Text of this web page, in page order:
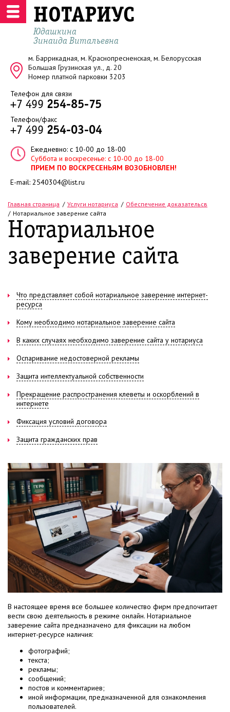
НОТАРИУС
Юдашкина
Зинаида Витальевна
м. Баррикадная, м. Краснопресненская, м. Белорусская
Большая Грузинская ул., д. 20
Номер платной парковки 3203
Телефон для связи
+7 499 254-85-75
Телефон/факс
+7 499 254-03-04
Ежедневно: с 10-00 до 18-00
Суббота и воскресенье: с 10-00 до 18-00
ПРИЕМ ПО ВОСКРЕСЕНЬЯМ ВОЗОБНОВЛЕН!
E-mail: 2540304@list.ru
Главная страница Услуги нотариуса
Обеспечение доказательсв
Нотариальное заверение сайта
Нотариальное
заверение сайта
Что представляет собой нотариальное заверение интернет-
ресурса
Кому необходимо нотариальное заверение сайта
В каких случаях необходимо заверение сайта у нотариуса
Оспаривание недостоверной рекламы
Защита интеллектуальной собственности
Прекращение распространения клеветы и оскорблений в
интернете
Фиксация условий договора
Защита гражданских прав
В настоящее время все большее количество фирм предпочитает
вести свою деятельность в режиме онлайн. Нотариальное
заверение сайта предназначено для фиксации на любом
интернет-ресурсе наличия:
фотографий;
текста;
рекламы;
сообщений;
постов и комментариев;
иной информации, предназначенной для ознакомления
пользователей.